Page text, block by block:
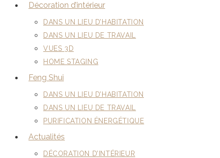
Décoration d’intérieur
DANS UN LIEU D’HABITATION
DANS UN LIEU DE TRAVAIL
VUES 3D
HOME STAGING
Feng Shui
DANS UN LIEU D’HABITATION
DANS UN LIEU DE TRAVAIL
PURIFICATION ÉNERGÉTIQUE
Actualités
DÉCORATION D’INTÉRIEUR